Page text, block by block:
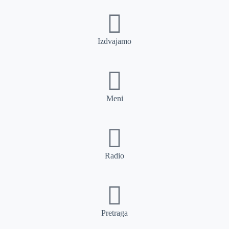
Izdvajamo
Meni
Radio
Pretraga